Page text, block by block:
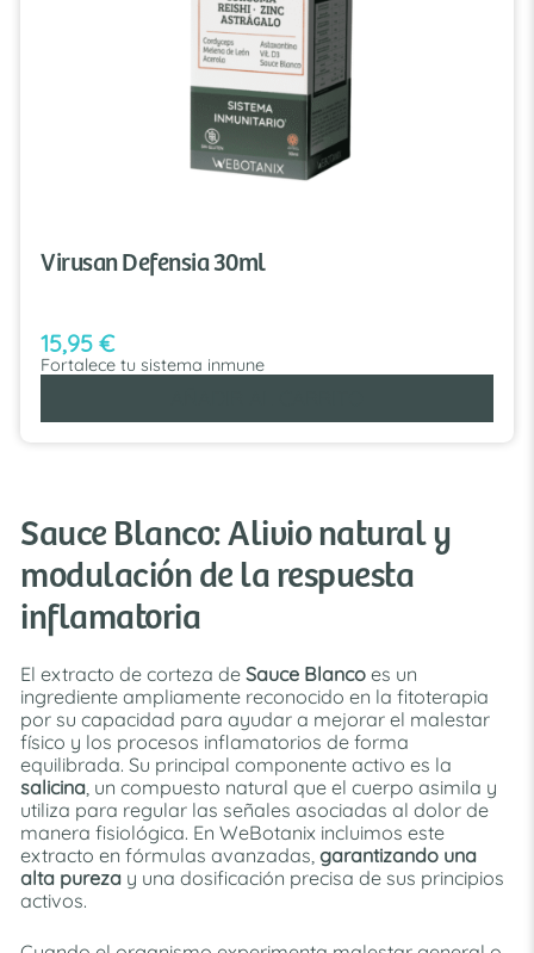
Virusan Defensia 30ml
15,95 €
Fortalece tu sistema inmune
Sauce Blanco: Alivio natural y
modulación de la respuesta
inflamatoria
El extracto de corteza de Sauce Blanco es un
ingrediente ampliamente reconocido en la fitoterapia
por su capacidad para ayudar a mejorar el malestar
físico y los procesos inflamatorios de forma
equilibrada. Su principal componente activo es la
salicina , un compuesto natural que el cuerpo asimila y
utiliza para regular las señales asociadas al dolor de
manera fisiológica. En WeBotanix incluimos este
extracto en fórmulas avanzadas, garantizando una
alta pureza y una dosificación precisa de sus principios
activos.